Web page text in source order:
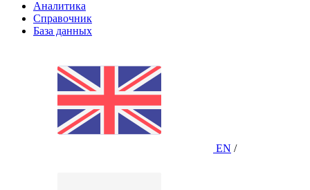
Аналитика
Справочник
База данных
EN /